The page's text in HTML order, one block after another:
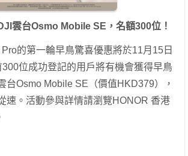
雲台Osmo Mobile SE，名額300位！
的第一輪早鳥驚喜優惠將於11月15日
位成功登記的用戶將有機會獲得早鳥
Osmo Mobile SE（價值HKD379），
速。活動參與詳情請瀏覽HONOR 香港